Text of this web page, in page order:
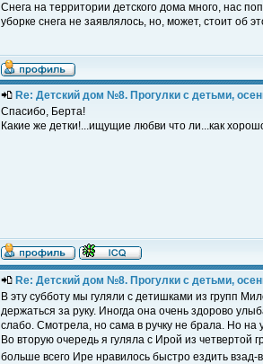
Снега на территории детского дома много, нас
уборке снега не заявлялось, но, может, стоит об
Re: Детский дом №8. Прогулки с детьми,
Спасибо, Берта!
Какие же детки!...ищущие любви что ли...как
Re: Детский дом №8. Прогулки с детьми,
В эту субботу мы гуляли с детишками из групп
держаться за руку. Иногда она очень здорово
слабо. Смотрела, но сама в ручку не брала. Но на
Во вторую очередь я гуляла с Ирой из
больше всего Ире нравилось быстро ездить